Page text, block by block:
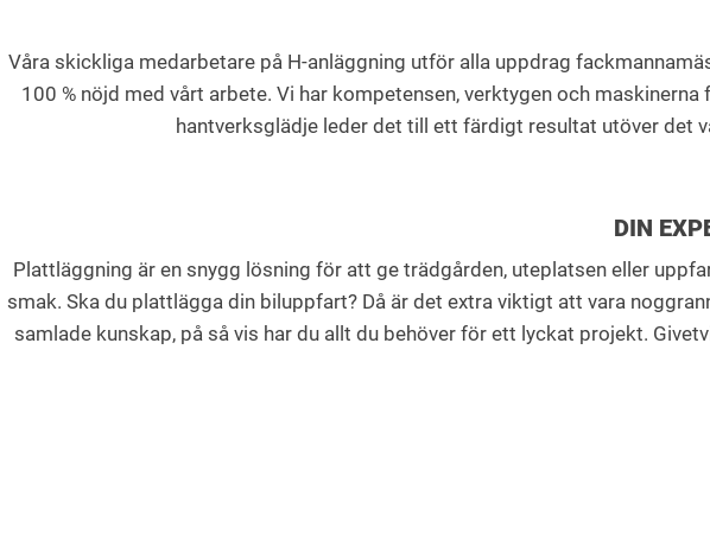
Våra skickliga medarbetare på H-anläggning utför alla uppdrag
100 % nöjd med vårt arbete. Vi har kompetensen, verktygen och
hantverksglädje leder det till ett färdigt resultat utöver det
DIN
Plattläggning är en snygg lösning för att ge trädgården, uteplatsen eller
smak. Ska du plattlägga din biluppfart? Då är det extra viktigt att vara
samlade kunskap, på så vis har du allt du behöver för ett lyckat projekt.